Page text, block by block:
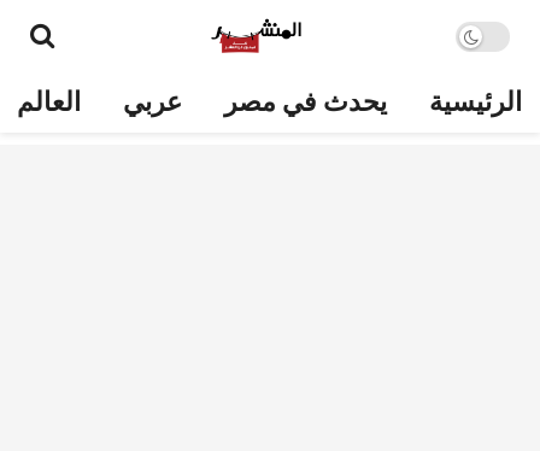
الرئيسية يحدث في مصر عربي العالم